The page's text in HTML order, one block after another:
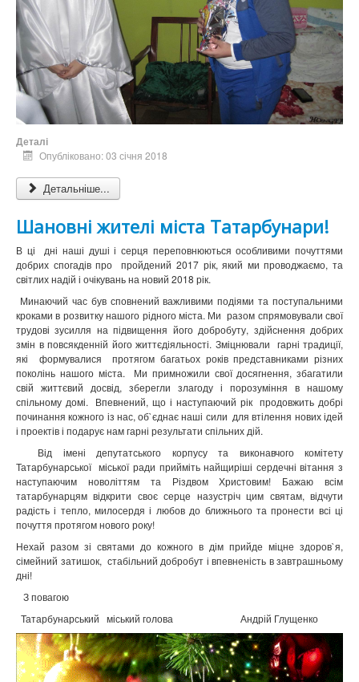
Деталі
Опубліковано: 03 січня 2018
Детальніше...
Шановні жителі міста Татарбунари!
В ці дні наші душі і серця переповнюються особливими почуттями
добрих спогадів про пройдений 2017 рік, який ми проводжаємо, та
світлих надій і очікувань на новий 2018 рік.
Минаючий час був сповнений важливими подіями та поступальними
кроками в розвитку нашого рідного міста. Ми разом спрямовували свої
трудові зусилля на підвищення його добробуту, здійснення добрих
змін в повсякденній його життєдіяльності. Зміцнювали гарні традиції,
які формувалися протягом багатьох років представниками різних
поколінь нашого міста. Ми примножили свої досягнення, збагатили
свій життєвий досвід, зберегли злагоду і порозуміння в нашому
спільному домі. Впевнений, що і наступаючий рік продовжить добрі
починання кожного із нас, об`єднає наші сили для втілення нових ідей
і проектів і подарує нам гарні результати спільних дій.
Від імені депутатського корпусу та виконавчого комітету
Татарбунарської міської ради прийміть найщиріші сердечні вітання з
наступаючим новоліттям та Різдвом Христовим! Бажаю всім
татарбунарцям відкрити своє серце назустріч цим святам, відчути
радість і тепло, милосердя і любов до ближнього та пронести всі ці
почуття протягом нового року!
Нехай разом зі святами до кожного в дім прийде міцне здоров`я,
сімейний затишок, стабільний добробут і впевненість в завтрашньому
дні!
З повагою
Татарбунарський міський голова Андрій Глущенко